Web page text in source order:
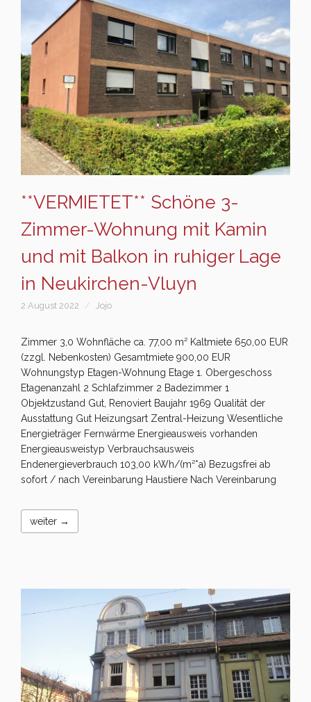
**VERMIETET** Schöne 3-
Zimmer-Wohnung mit Kamin
und mit Balkon in ruhiger Lage
in Neukirchen-Vluyn
2 August 2022 Jojo
Zimmer 3,0 Wohnfläche ca. 77,00 m² Kaltmiete 650,00 EUR
(zzgl. Nebenkosten) Gesamtmiete 900,00 EUR
Wohnungstyp Etagen-Wohnung Etage 1. Obergeschoss
Etagenanzahl 2 Schlafzimmer 2 Badezimmer 1
Objektzustand Gut, Renoviert Baujahr 1969 Qualität der
Ausstattung Gut Heizungsart Zentral-Heizung Wesentliche
Energieträger Fernwärme Energieausweis vorhanden
Energieausweistyp Verbrauchsausweis
Endenergieverbrauch 103,00 kWh/(m²*a) Bezugsfrei ab
sofort / nach Vereinbarung Haustiere Nach Vereinbarung
weiter →